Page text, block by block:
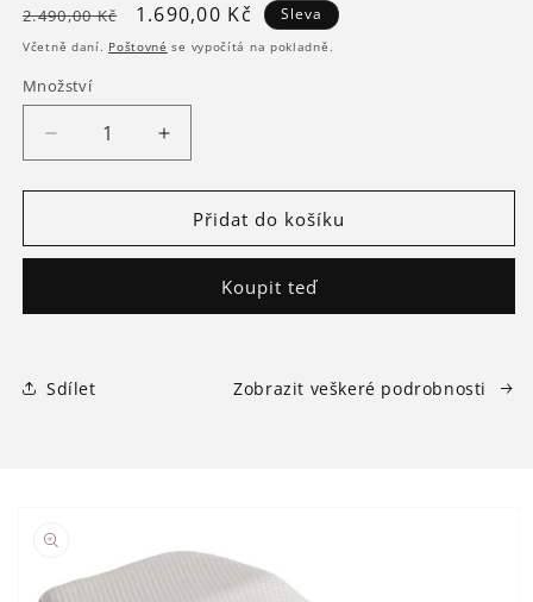
Běžná
cena
2.490,00 Kč
Výprodejová
cena
1.690,00 Kč Sleva
Včetně daní. Poštovné se vypočítá na pokladně.
Množství
množství
produktu
potah
vráskový
Zvýšit
množství
produktu
Hedvábný
potah
vráskový
Přidat do košíku
Koupit teď
Sdílet Zobrazit veškeré podrobnosti